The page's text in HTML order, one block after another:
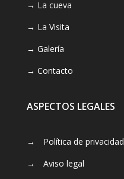
→ La cueva
→ La Visita
→ Galería
→ Contacto
ASPECTOS LEGALES
→
Política de privacidad
→
Aviso legal